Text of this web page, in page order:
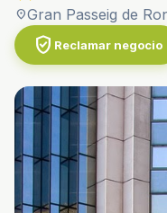
location_onGran Passeig de
verified_user Reclamar negocio